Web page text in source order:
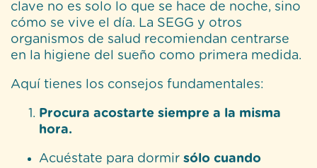
clave no es solo lo que se hace de noche, sino
cómo se vive el día. La SEGG y otros
organismos de salud recomiendan centrarse
en la higiene del sueño como primera medida.
Aquí tienes los consejos fundamentales:
Procura acostarte siempre a la misma
hora.
Acuéstate para dormir sólo cuando